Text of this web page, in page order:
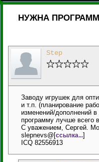
НУЖНА
Step
Заводу игрушек для
и т.п. (планирование
изменений/дополнений
программу лучше всего
С уважением, Сергей.
slepnevs@[ссылка...]
ICQ 82556913